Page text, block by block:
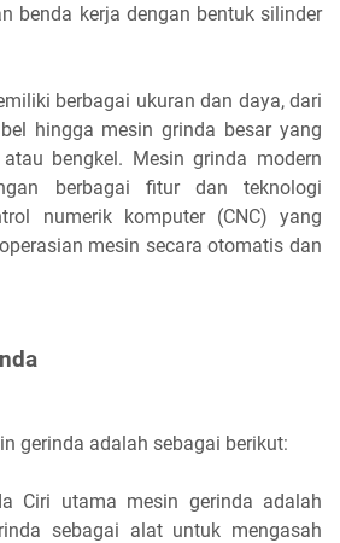
benda kerja dengan bentuk silinder
berbagai ukuran dan daya, dari
hingga mesin grinda besar yang
bengkel. Mesin grinda modern
berbagai fitur dan teknologi
numerik komputer (CNC) yang
mesin secara otomatis dan
gerinda adalah sebagai berikut:
Ciri utama mesin gerinda adalah
sebagai alat untuk mengasah